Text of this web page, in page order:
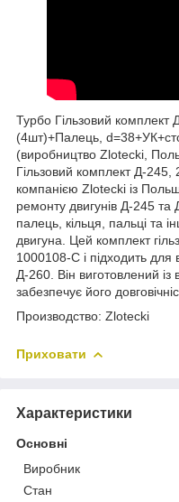
Турбо Гільзовий
(4шт)+Палець,
(виробництво Zlotecki,
Гільзовий комплект Д-
компанією Zlotecki із
ремонту двигунів Д-245
палець, кільця, пальці та
двигуна. Цей комплект
1000108-С і підходить для
Д-260. Він виготовлений із
забезпечує його
Производство: Zlotecki
Приховати
Характеристики
Основні
Виробник
Стан